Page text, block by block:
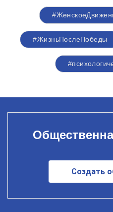
#ЖизньПослеПобеды
Создать